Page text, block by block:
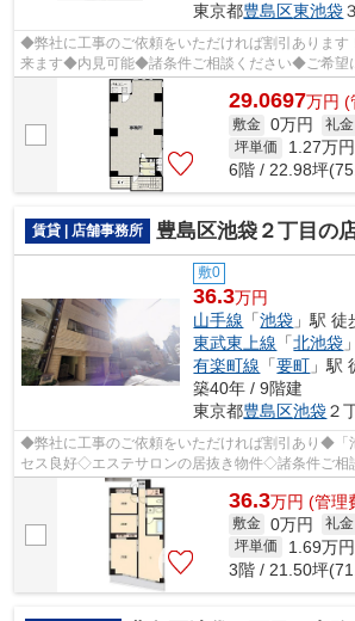
東京都豊島区東池袋
◆弊社に工事のご依頼をいただければ割引ありま
来ます◆内見可能◆諸条件ご相談ください◆ご希望
可能です◆業種・ご希望条件等お気軽にお問...
29.0697万円 (
敷金 0万円 礼金
坪単価 1.27万円
6階 / 22.98坪
賃貸 | 店舗事務所 豊島区池袋２丁目の
敷0
36.3万円
山手線 「池袋 」駅 徒
東武東上線 「北池袋
有楽町線 「要町 」駅
築40年 / 9階建
東京都豊島区池袋２
◆弊社に工事のご依頼をいただければ割引あり◆「
セス良好◇エステサロンの居抜き物件◇諸条件ご相
わせて物件のご提案が可能です◇お気軽にお問...
36.3万円 (管理
敷金 0万円 礼金
坪単価 1.69万円
3階 / 21.50坪